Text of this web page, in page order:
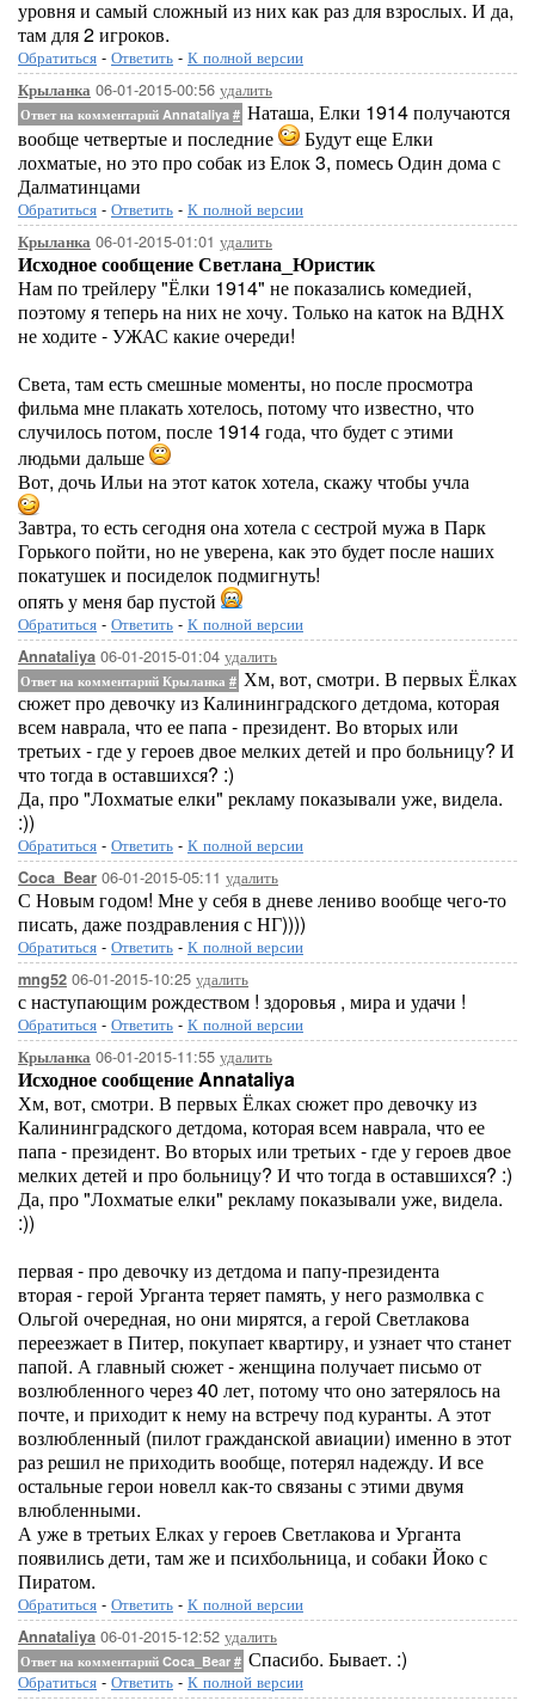
уровня и самый сложный из них как раз для взрослых. И да,
там для 2 игроков.
Обратиться - Ответить - К полной версии
Крыланка 06-01-2015-00:56 удалить
Ответ на комментарий Annataliya # Наташа, Елки 1914 получаются
вообще четвертые и последние
Будут еще Елки
лохматые, но это про собак из Елок 3, помесь Один дома с
Далматинцами
Обратиться - Ответить - К полной версии
Крыланка 06-01-2015-01:01 удалить
Исходное сообщение Светлана_Юристик
Нам по трейлеру "Ёлки 1914" не показались комедией,
поэтому я теперь на них не хочу. Только на каток на ВДНХ
не ходите - УЖАС какие очереди!
Света, там есть смешные моменты, но после просмотра
фильма мне плакать хотелось, потому что известно, что
случилось потом, после 1914 года, что будет с этими
людьми дальше
Вот, дочь Ильи на этот каток хотела, скажу чтобы учла
Завтра, то есть сегодня она хотела с сестрой мужа в Парк
Горького пойти, но не уверена, как это будет после наших
покатушек и посиделок подмигнуть!
опять у меня бар пустой
Обратиться - Ответить - К полной версии
Annataliya 06-01-2015-01:04 удалить
Ответ на комментарий Крыланка # Хм, вот, смотри. В первых Ёлках
сюжет про девочку из Калининградского детдома, которая
всем наврала, что ее папа - президент. Во вторых или
третьих - где у героев двое мелких детей и про больницу? И
что тогда в оставшихся? :)
Да, про "Лохматые елки" рекламу показывали уже, видела.
:))
Обратиться - Ответить - К полной версии
Coca_Bear 06-01-2015-05:11 удалить
С Новым годом! Мне у себя в дневе лениво вообще чего-то
писать, даже поздравления с НГ))))
Обратиться - Ответить - К полной версии
mng52 06-01-2015-10:25 удалить
с наступающим рождеством ! здоровья , мира и удачи !
Обратиться - Ответить - К полной версии
Крыланка 06-01-2015-11:55 удалить
Исходное сообщение Annataliya
Хм, вот, смотри. В первых Ёлках сюжет про девочку из
Калининградского детдома, которая всем наврала, что ее
папа - президент. Во вторых или третьих - где у героев двое
мелких детей и про больницу? И что тогда в оставшихся? :)
Да, про "Лохматые елки" рекламу показывали уже, видела.
:))
первая - про девочку из детдома и папу-президента
вторая - герой Урганта теряет память, у него размолвка с
Ольгой очередная, но они мирятся, а герой Светлакова
переезжает в Питер, покупает квартиру, и узнает что станет
папой. А главный сюжет - женщина получает письмо от
возлюбленного через 40 лет, потому что оно затерялось на
почте, и приходит к нему на встречу под куранты. А этот
возлюбленный (пилот гражданской авиации) именно в этот
раз решил не приходить вообще, потерял надежду. И все
остальные герои новелл как-то связаны с этими двумя
влюбленными.
А уже в третьих Елках у героев Светлакова и Урганта
появились дети, там же и психбольница, и собаки Йоко с
Пиратом.
Обратиться - Ответить - К полной версии
Annataliya 06-01-2015-12:52 удалить
Ответ на комментарий Coca_Bear # Спасибо. Бывает. :)
Обратиться - Ответить - К полной версии